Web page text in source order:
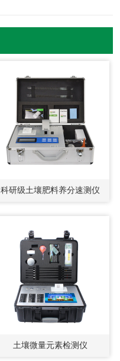
科研级土壤肥料养分速测仪
土壤微量元素检测仪